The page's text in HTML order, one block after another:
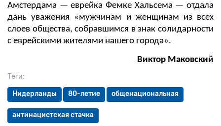
Теги:
Нидерланды 80-летие общенациональная
антинацистская стачка
Амстердама — еврейка Фемке Хальсема — отдала
дань уважения «мужчинам и женщинам из всех
слоев общества, собравшимся в знак солидарности
с еврейскими жителями нашего города».
Виктор Маковский